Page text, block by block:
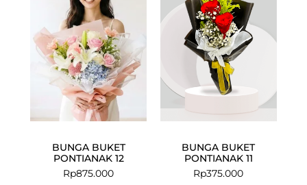
BUNGA BUKET
PONTIANAK 12
Rp875.000
BUNGA BUKET
PONTIANAK 11
Rp375.000